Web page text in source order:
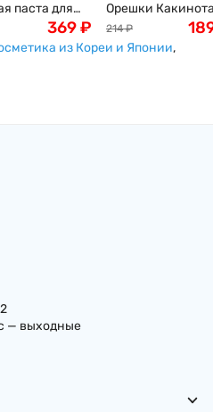
паста для
от кариеса
369₽
Орешки
KAKINOTANE,
Япония, 60 г,
214 ₽
из Кореи и Японии,
— выходные